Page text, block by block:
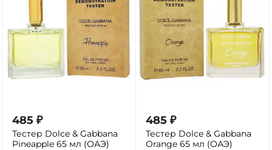
485 ₽
Тестер Dolce & Gabbana
Pineapple 65 мл (ОАЭ)
485 ₽
Тестер Dolce & Gabbana
Orange 65 мл (ОАЭ)